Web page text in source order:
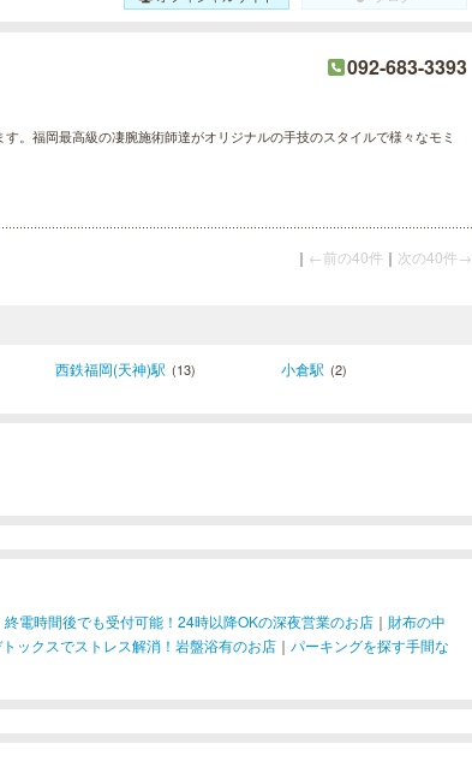
092-683-3393
。福岡最高級の凄腕施術師達がオリジナルの手技のスタイルで様々なモミ
｜ ←前の40件 ｜ 次の40件→
西鉄福岡(天神)駅 (13) 小倉駅 (2)
終電時間後でも受付可能！24時以降OKの深夜営業のお店 ｜ 財布の中
ックスでストレス解消！岩盤浴有のお店 ｜ パーキングを探す手間な